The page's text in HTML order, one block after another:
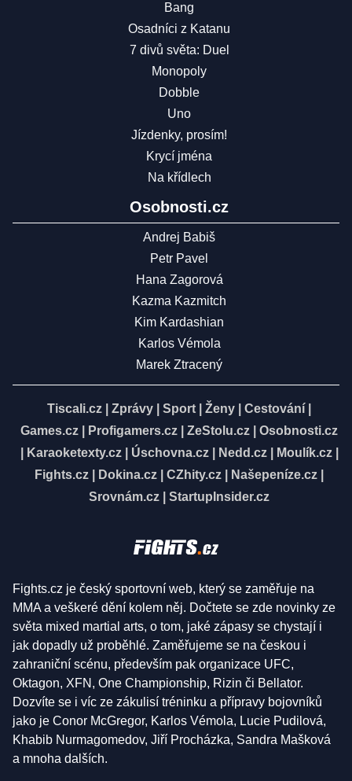
Bang
Osadníci z Katanu
7 divů světa: Duel
Monopoly
Dobble
Uno
Jízdenky, prosím!
Krycí jména
Na křídlech
Osobnosti.cz
Andrej Babiš
Petr Pavel
Hana Zagorová
Kazma Kazmitch
Kim Kardashian
Karlos Vémola
Marek Ztracený
Tiscali.cz Zprávy Sport Ženy Cestování
Games.cz
Profigamers.cz ZeStolu.cz
Osobnosti.cz
Karaoketexty.cz| Úschovna.cz| Nedd.cz| Moulík.cz|
Fights.cz
Dokina.cz CZhity.cz Našepeníze.cz
Srovnám.cz
StartupInsider.cz
Fights.cz je český sportovní web, který se zaměřuje na
MMA a veškeré dění kolem něj. Dočtete se zde novinky ze
světa mixed martial arts, o tom, jaké zápasy se chystají i
jak dopadly už proběhlé. Zaměřujeme se na českou i
zahraniční scénu, především pak organizace UFC,
Oktagon, XFN, One Championship, Rizin či Bellator.
Dozvíte se i víc ze zákulisí tréninku a přípravy bojovníků
jako je Conor McGregor, Karlos Vémola, Lucie Pudilová,
Khabib Nurmagomedov, Jiří Procházka, Sandra Mašková
a mnoha dalších.